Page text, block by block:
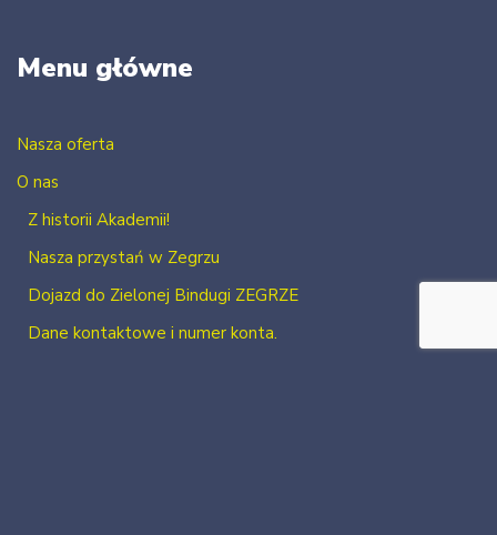
Menu główne
Nasza oferta
O nas
Z historii Akademii!
Nasza przystań w Zegrzu
Dojazd do Zielonej Bindugi ZEGRZE
Dane kontaktowe i numer konta.